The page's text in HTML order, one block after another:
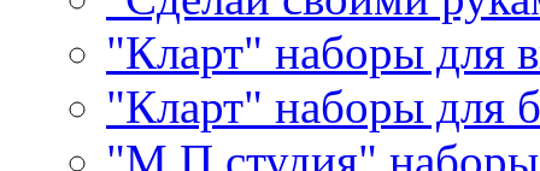
"Кларт" наборы для
"Кларт" наборы для
"М.П.студия"